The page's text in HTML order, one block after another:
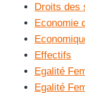
Droits des
Economie
Effectifs
Egalité
Egalité